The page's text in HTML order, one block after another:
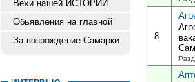
Вехи нашей ИСТОРИИ
Обьявления на главной
За возрождение Самарки
8